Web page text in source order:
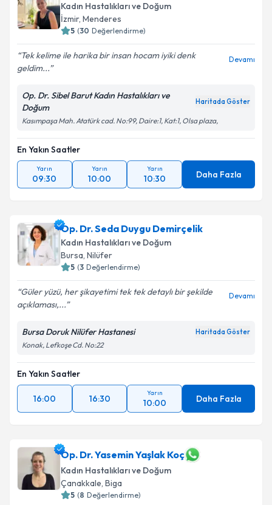
Kadın Hastalıkları ve Doğum
İzmir, Menderes
5 (30 Değerlendirme)
Tek kelime ile harika bir insan hocam iyiki denk
geldim...
Devamı
Op. Dr. Sibel Barut Kadın Hastalıkları ve
Doğum
Haritada Göster
Kasımpaşa Mah. Atatürk cad. No:99, Daire:1, Kat:1, Olsa plaza,
En Yakın Saatler
Yarın
09:30
Yarın
10:00
Yarın
10:30 Daha Fazla
Op. Dr. Seda Duygu Demirçelik
Kadın Hastalıkları ve Doğum
Bursa, Nilüfer
5 (3 Değerlendirme)
Güler yüzü, her şikayetimi tek tek detaylı bir şekilde
açıklaması,...
Devamı
Bursa Doruk Nilüfer Hastanesi Haritada Göster
Konak, Lefkoşe Cd. No:22
En Yakın Saatler
16:00 16:30
Yarın
10:00 Daha Fazla
Op. Dr. Yasemin Yaşlak Koç
Kadın Hastalıkları ve Doğum
Çanakkale, Biga
5 (8 Değerlendirme)